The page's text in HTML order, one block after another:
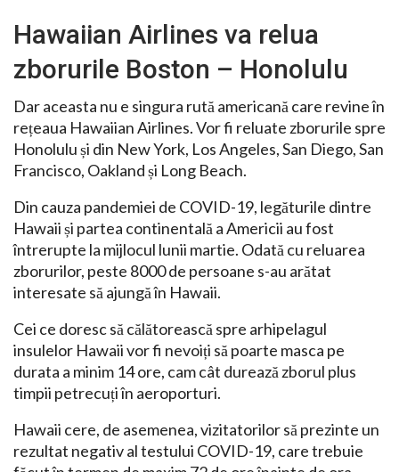
Hawaiian Airlines va relua
zborurile Boston – Honolulu
Dar aceasta nu e singura rută americană care revine în
rețeaua Hawaiian Airlines. Vor fi reluate zborurile spre
Honolulu și din New York, Los Angeles, San Diego, San
Francisco, Oakland și Long Beach.
Din cauza pandemiei de COVID-19, legăturile dintre
Hawaii și partea continentală a Americii au fost
întrerupte la mijlocul lunii martie. Odată cu reluarea
zborurilor, peste 8000 de persoane s-au arătat
interesate să ajungă în Hawaii.
Cei ce doresc să călătorească spre arhipelagul
insulelor Hawaii vor fi nevoiți să poarte masca pe
durata a minim 14 ore, cam cât durează zborul plus
timpii petrecuți în aeroporturi.
Hawaii cere, de asemenea, vizitatorilor să prezinte un
rezultat negativ al testului COVID-19, care trebuie